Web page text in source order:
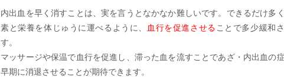
内出血を早く消すことは、実を言うとなかなか難しいです。できるだけ多
素と栄養を体じゅうに運べるように、
血行を促進させる ことで多少緩和
す。
マッサージや保温で血行を促進し、滞った血を流すことであざ・内出血の
早期に消退させることが期待できます。